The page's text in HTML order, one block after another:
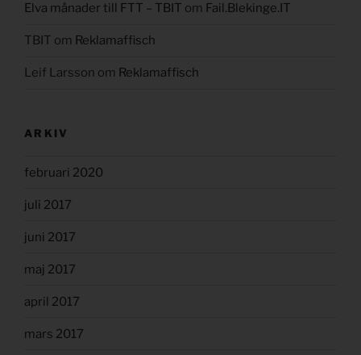
Elva månader till FTT – TBIT om Fail.Blekinge.IT
TBIT om Reklamaffisch
Leif Larsson om Reklamaffisch
ARKIV
februari 2020
juli 2017
juni 2017
maj 2017
april 2017
mars 2017